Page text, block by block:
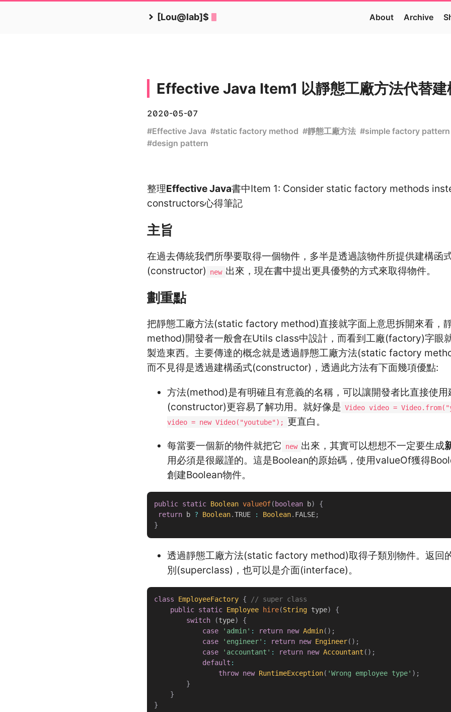
[Lou@lab]$ About Archive
Effective Java Item1 以靜態工廠方法代替建
2020-05-07
#Effective Java #static factory method #靜態工廠方法 #simple factory pattern
#design pattern
整理Effective Java書中Item 1: Consider static factory methods
constructors心得筆記
主旨
在過去傳統我們所學要取得一個物件，多半是透過該物件所提供建構函
(constructor)
new 出來，現在書中提出更具優勢的方式來取得物件。
劃重點
把靜態工廠方法(static factory method)直接就字面上意思拆開來看，
method)開發者一般會在Utils class中設計，而看到工廠(factory)字眼
製造東西。主要傳達的概念就是透過靜態工廠方法(static factory
而不見得是透過建構函式(constructor)，透過此方法有下面幾項優點:
方法(method)是有明確且有意義的名稱，可以讓開發者比直接使用
(constructor)更容易了解功用。就好像是 Video video =
video = new Video("youtube");
更直白。
每當要一個新的物件就把它 new 出來，其實可以想想不一定要生成
用必須是很嚴謹的。這是Boolean的原始碼，使用valueOf獲得
創建Boolean物件。
public static Boolean valueOf( boolean b)
{
return b ? Boolean.TRUE : Boolean. FALSE;
}
透過靜態工廠方法(static factory method)取得子類別物件。返回
別(superclass)，也可以是介面(interface)。
class EmployeeFactory {
// super class
public static Employee hire(String type)
{
switch
(type)
{
case
'admin' : return new Admin( ) ;
case
'engineer' : return new Engineer( ) ;
case
'accountant' : return new Accountant ( ) ;
default :
throw new RuntimeException( 'Wrong employee type' ) ;
}
}
}